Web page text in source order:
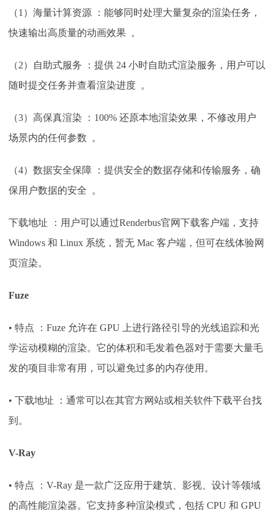
（1）海量计算资源 ：能够同时处理大量复杂的渲染任务，
快速输出高质量的动画效果 。
（2）自助式服务 ：提供 24 小时自助式渲染服务，用户可以
随时提交任务并查看渲染进度 。
（3）高保真渲染 ：100% 还原本地渲染效果，不修改用户
场景内的任何参数 。
（4）数据安全保障 ：提供安全的数据存储和传输服务，确
保用户数据的安全 。
下载地址 ：用户可以通过Renderbus官网下载客户端，支持
Windows 和 Linux 系统，暂无 Mac 客户端，但可在线体验网
页渲染。
Fuze
• 特点 ：Fuze 允许在 GPU 上进行路径引导的光线追踪和光
学运动模糊的渲染。它的体积和毛发着色器对于需要大量毛
发的项目非常有用，可以避免过多的内存使用。
• 下载地址 ：通常可以在其官方网站或相关软件下载平台找
到。
V-Ray
• 特点 ：V-Ray 是一款广泛应用于建筑、影视、设计等领域
的高性能渲染器。它支持多种渲染模式，包括 CPU 和 GPU